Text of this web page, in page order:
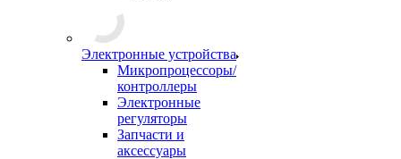
Электронные устройства
Микропроцессоры/
контроллеры
Электронные
регуляторы
Запчасти и
аксессуары